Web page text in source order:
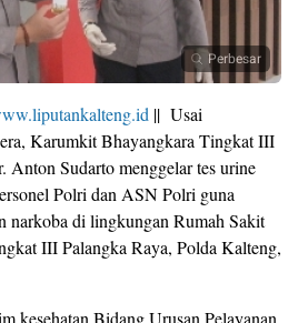
Perbesar
|| Usai
Karumkit Bhayangkara Tingkat III
Anton Sudarto menggelar tes urine
Polri dan ASN Polri guna
narkoba di lingkungan Rumah Sakit
III Palangka Raya, Polda Kalteng,
kesehatan Bidang Urusan Pelayanan